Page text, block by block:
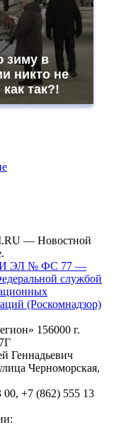
зиму в
никто не
так?!
— Новостной
ЭЛ № ФС 77 —
службой
(Роскомнадзор)
156000 г.
Геннадьевич
Черноморская,
+7 (862) 555 13